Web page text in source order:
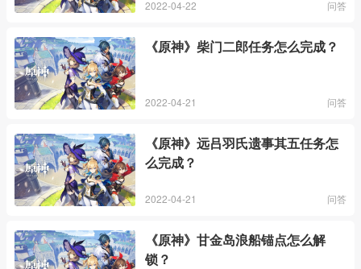
2022-04-22 问答
《原神》柴门二郎任务怎么完成？
2022-04-21 问答
《原神》远吕羽氏遗事其五任务怎
么完成？
2022-04-21 问答
《原神》甘金岛浪船锚点怎么解
锁？